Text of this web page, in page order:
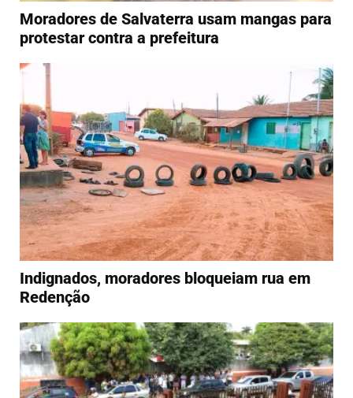
Moradores de Salvaterra usam mangas para
protestar contra a prefeitura
Indignados, moradores bloqueiam rua em
Redenção